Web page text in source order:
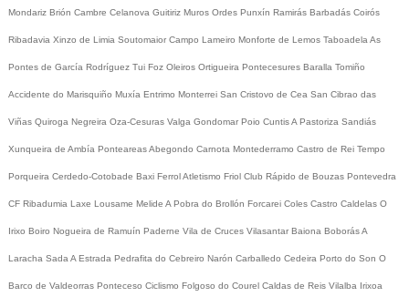
Mondariz Brión Cambre Celanova Guitiriz Muros Ordes Punxín Ramirás Barbadás Coirós
Ribadavia Xinzo de Limia Soutomaior Campo Lameiro Monforte de Lemos Taboadela As
Pontes de García Rodríguez Tui Foz Oleiros Ortigueira Pontecesures Baralla Tomiño
Accidente do Marisquiño Muxía Entrimo Monterrei San Cristovo de Cea San Cibrao das
Viñas Quiroga Negreira Oza-Cesuras Valga Gondomar Poio CuntisA Pastoriza Sandiás
Xunqueira de Ambía PonteareasAbegondo Carnota Montederramo Castro de Rei Tempo
Porqueira Cerdedo-Cotobade Baxi FerrolAtletismo Friol Club Rápido de Bouzas Pontevedra
CF Ribadumia Laxe Lousame Melide A Pobra do Brollón Forcarei Coles Castro Caldelas O
Irixo Boiro Nogueira de Ramuín Paderne Vila de Cruces Vilasantar Baiona BoborásA
Laracha Sada A Estrada Pedrafita do Cebreiro Narón Carballedo Cedeira Porto do Son O
Barco de Valdeorras Ponteceso Ciclismo Folgoso do Courel Caldas de Reis Vilalba Irixoa